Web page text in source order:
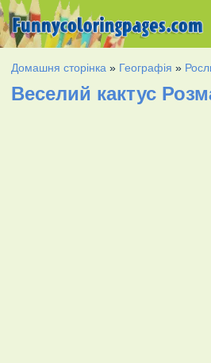
Домашня сторінка » Географія »
Веселий кактус